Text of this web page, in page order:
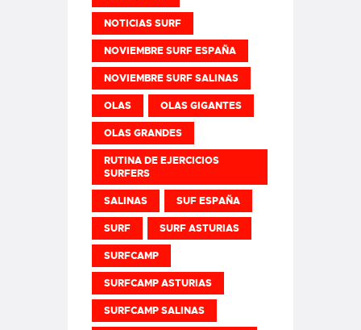
NOTICIAS SURF
NOVIEMBRE SURF ESPAÑA
NOVIEMBRE SURF SALINAS
OLAS OLAS GIGANTES
OLAS GRANDES
RUTINA DE EJERCICIOS
SURFERS
SALINAS SUF ESPAÑA
SURF SURF ASTURIAS
SURFCAMP
SURFCAMP ASTURIAS
SURFCAMP SALINAS